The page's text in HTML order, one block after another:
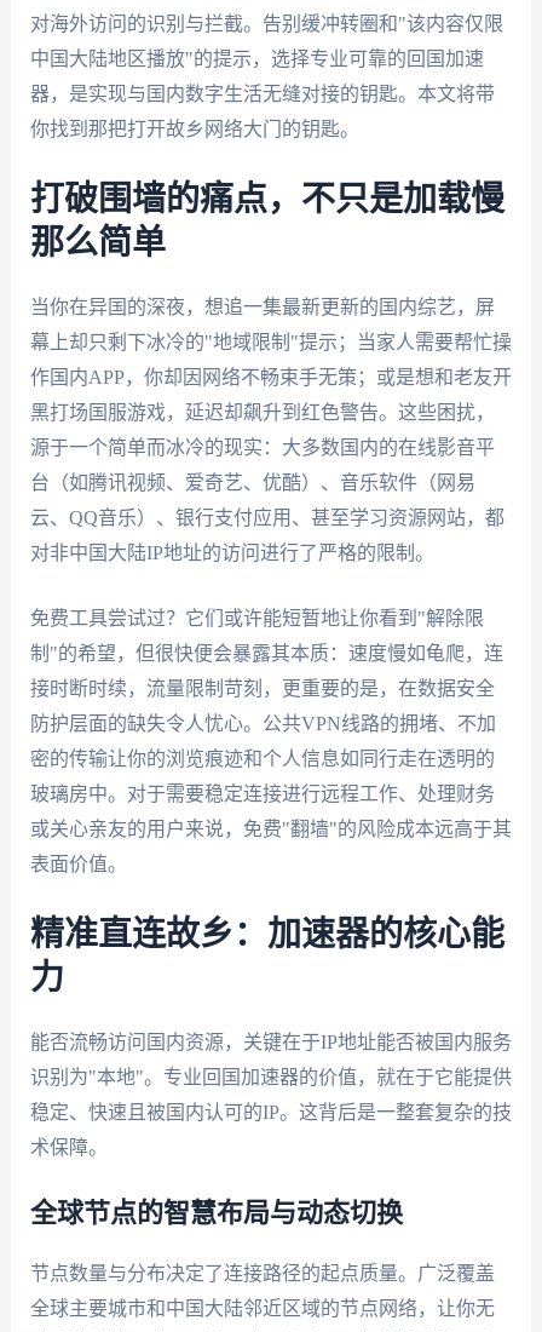
对海外访问的识别与拦截。告别缓冲转圈和"该内容仅限
中国大陆地区播放"的提示，选择专业可靠的回国加速
器，是实现与国内数字生活无缝对接的钥匙。本文将带
你找到那把打开故乡网络大门的钥匙。
打破围墙的痛点，不只是加载慢
那么简单
当你在异国的深夜，想追一集最新更新的国内综艺，屏
幕上却只剩下冰冷的"地域限制"提示；当家人需要帮忙操
作国内APP，你却因网络不畅束手无策；或是想和老友开
黑打场国服游戏，延迟却飙升到红色警告。这些困扰，
源于一个简单而冰冷的现实：大多数国内的在线影音平
台（如腾讯视频、爱奇艺、优酷）、音乐软件（网易
云、QQ音乐）、银行支付应用、甚至学习资源网站，都
对非中国大陆IP地址的访问进行了严格的限制。
免费工具尝试过？它们或许能短暂地让你看到"解除限
制"的希望，但很快便会暴露其本质：速度慢如龟爬，连
接时断时续，流量限制苛刻，更重要的是，在数据安全
防护层面的缺失令人忧心。公共VPN线路的拥堵、不加
密的传输让你的浏览痕迹和个人信息如同行走在透明的
玻璃房中。对于需要稳定连接进行远程工作、处理财务
或关心亲友的用户来说，免费"翻墙"的风险成本远高于其
表面价值。
精准直连故乡：加速器的核心能
力
能否流畅访问国内资源，关键在于IP地址能否被国内服务
识别为"本地"。专业回国加速器的价值，就在于它能提供
稳定、快速且被国内认可的IP。这背后是一整套复杂的技
术保障。
全球节点的智慧布局与动态切换
节点数量与分布决定了连接路径的起点质量。广泛覆盖
全球主要城市和中国大陆邻近区域的节点网络，让你无